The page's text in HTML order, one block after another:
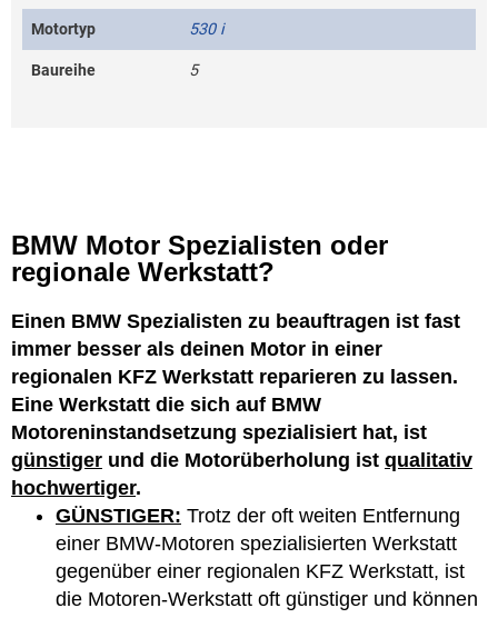
Motortyp 530 i
Baureihe 5
BMW Motor Spezialisten oder
regionale Werkstatt?
Einen BMW Spezialisten zu beauftragen ist fast
immer besser als deinen Motor in einer
regionalen KFZ Werkstatt reparieren zu lassen.
Eine Werkstatt die sich auf BMW
Motoreninstandsetzung spezialisiert hat, ist
günstiger und die Motorüberholung ist qualitativ
hochwertiger.
GÜNSTIGER: Trotz der oft weiten Entfernung
einer BMW-Motoren spezialisierten Werkstatt
gegenüber einer regionalen KFZ Werkstatt, ist
die Motoren-Werkstatt oft günstiger und können